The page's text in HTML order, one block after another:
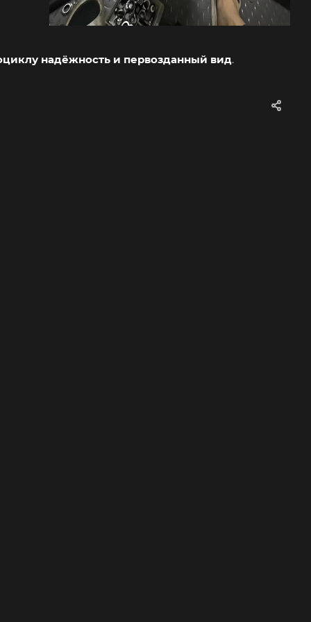
надёжность и первозданный вид.